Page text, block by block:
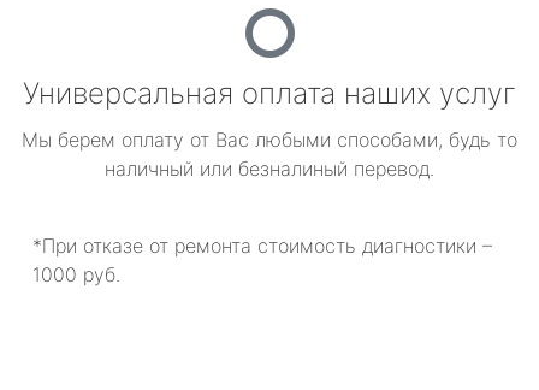
Универсальная оплата наших услуг
Мы берем оплату от Вас любыми способами, будь то
наличный или безналиный перевод.
*При отказе от ремонта стоимость диагностики –
1000 руб.